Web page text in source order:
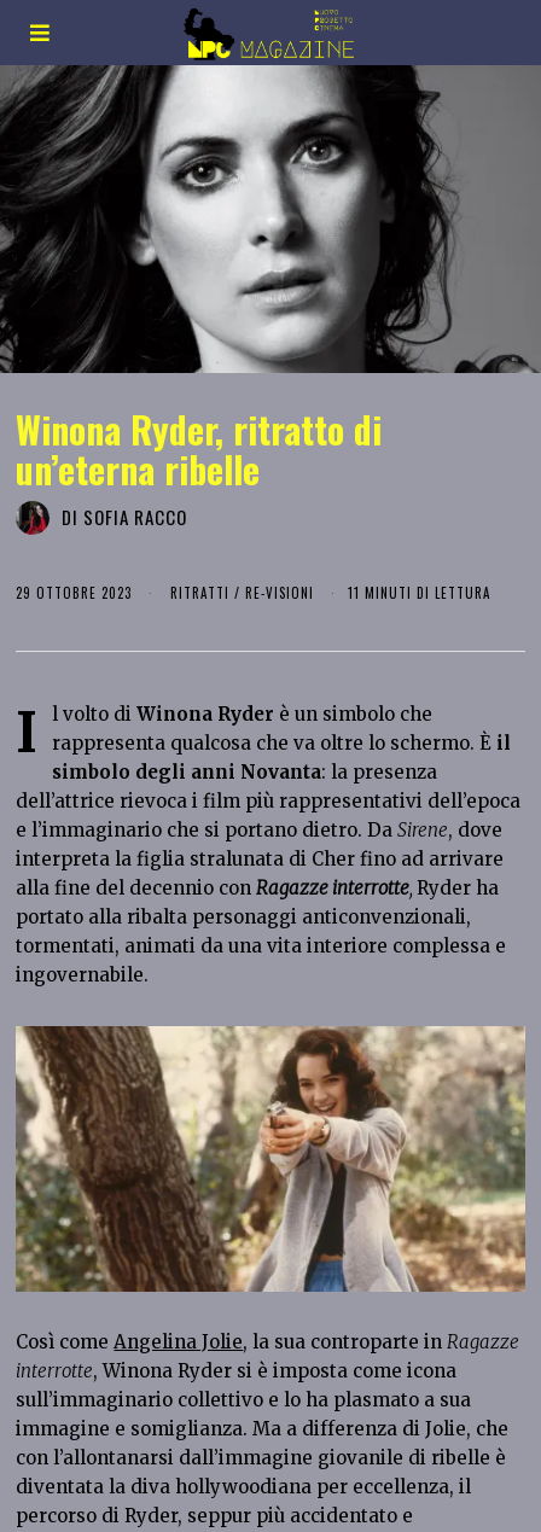
Winona Ryder, ritratto di
un’eterna ribelle
DI SOFIA RACCO
29 OTTOBRE 2023 RITRATTI / RE-VISIONI 11 MINUTI DI LETTURA
I l volto diWinona Ryder è un simbolo che
rappresenta qualcosa che va oltre lo schermo. È il
simbolo degli anni Novanta: la presenza
dell’attrice rievoca i film più rappresentativi dell’epoca
e l’immaginario che si portano dietro. DaSirene, dove
interpreta la figlia stralunata di Cher fino ad arrivare
alla fine del decennio conRagazze interrotte,Ryder ha
portato alla ribalta personaggi anticonvenzionali,
tormentati, animati da una vita interiore complessa e
ingovernabile.
Così comeAngelina Jolie, la sua controparte inRagazze
interrotte, Winona Ryder si è imposta come icona
sull’immaginario collettivo e lo ha plasmato a sua
immagine e somiglianza. Ma a differenza di Jolie, che
con l’allontanarsi dall’immagine giovanile di ribelle è
diventata la diva hollywoodiana per eccellenza, il
percorso di Ryder, seppur più accidentato e